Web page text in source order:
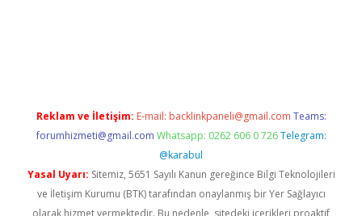
Reklam ve İletişim: E-mail: backlinkpaneli@gmail.com Teams:
forumhizmeti@gmail.com Whatsapp: 0262 606 0 726 Telegram:
@karabul
Yasal Uyarı: Sitemiz, 5651 Sayılı Kanun gereğince Bilgi Teknolojileri
ve İletişim Kurumu (BTK) tarafından onaylanmış bir Yer Sağlayıcı
olarak hizmet vermektedir. Bu nedenle, sitedeki içerikleri proaktif